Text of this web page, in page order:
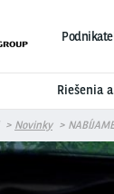
Riešenia
Novinky